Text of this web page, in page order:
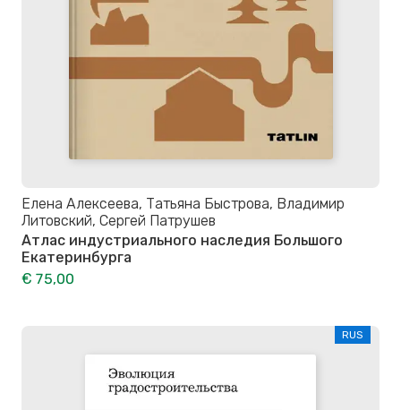
Елена Алексеева, Татьяна Быстрова, Владимир
Литовский, Сергей Патрушев
Атлас индустриального наследия Большого
Екатеринбурга
€ 75,00
RUS